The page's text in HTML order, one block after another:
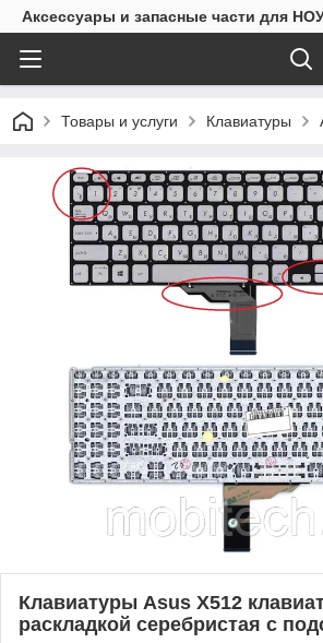
Аксессуары и запасные части для
Товары и услуги Клавиатуры
Клавиатуры Asus X512
раскладкой серебристая c